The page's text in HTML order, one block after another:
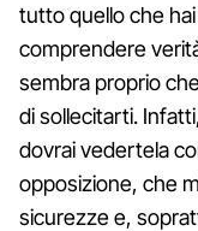
tutto quello che
comprendere
sembra proprio
di sollecitarti.
dovrai vedertela
opposizione, che
sicurezze e,